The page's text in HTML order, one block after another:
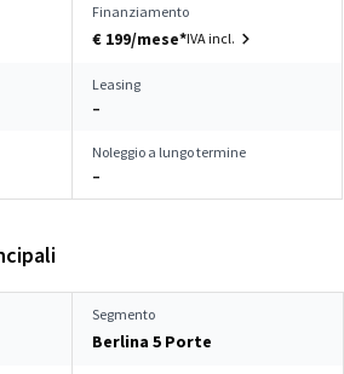
Finanziamento
€ 199/mese*IVA incl.
Leasing
–
Noleggio a lungo termine
–
Segmento
Berlina 5 Porte